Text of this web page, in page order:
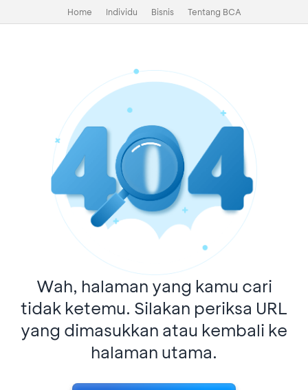
Home Individu Bisnis Tentang BCA
Wah, halaman yang kamu cari
tidak ketemu. Silakan periksa URL
yang dimasukkan atau kembali ke
halaman utama.